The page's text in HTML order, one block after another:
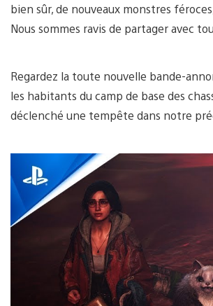
bien sûr, de nouveaux monstres
Nous sommes ravis de partager avec
Regardez la toute nouvelle bande-
les habitants du camp de base des
déclenché une tempête dans notre